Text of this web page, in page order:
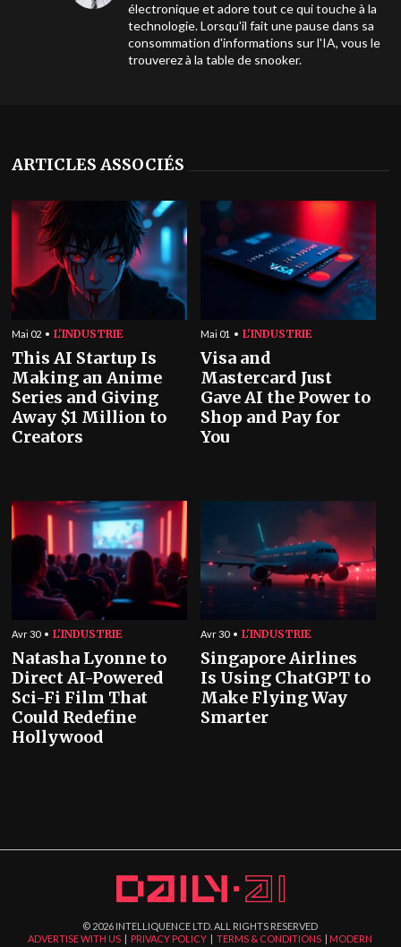
électronique et adore tout ce qui touche à la
technologie. Lorsqu'il fait une pause dans sa
consommation d'informations sur l'IA, vous le
trouverez à la table de snooker.
ARTICLES ASSOCIÉS
Mai 02 L'INDUSTRIE
This AI Startup Is
Making an Anime
Series and Giving
Away $1 Million to
Creators
Mai 01 L'INDUSTRIE
Visa and
Mastercard Just
Gave AI the Power to
Shop and Pay for
You
Avr 30 L'INDUSTRIE
Natasha Lyonne to
Direct AI-Powered
Sci-Fi Film That
Could Redefine
Hollywood
Avr 30 L'INDUSTRIE
Singapore Airlines
Is Using ChatGPT to
Make Flying Way
Smarter
© 2026 INTELLIQUENCE LTD. ALL RIGHTS RESERVED
ADVERTISE WITH US | PRIVACY POLICY |TERMS & CONDITIONS | MODERN